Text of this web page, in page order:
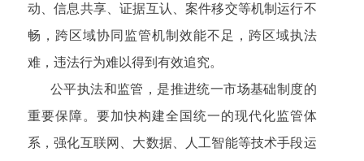
动、信息共享、证据互认、案件移交等机制运行不
畅，跨区域协同监管机制效能不足，跨区域执法
难，违法行为难以得到有效追究。
公平执法和监管，是推进统一市场基础制度的
重要保障。要加快构建全国统一的现代化监管体
系，强化互联网、大数据、人工智能等技术手段运